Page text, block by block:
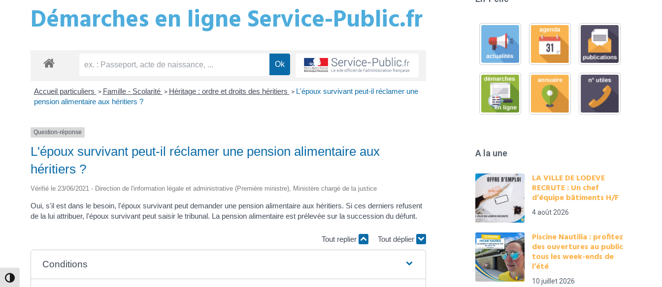
Passer en contraste élevé
Démarches en ligne Service-Public.fr
Accueil particuliers > Famille - Scolarité > Héritage : ordre et droits des héritiers > L'époux survivant peut-il réclamer une
pension alimentaire aux héritiers ?
Question-réponse
L'époux survivant peut-il réclamer une pension alimentaire aux
héritiers ?
Vérifié le 23/06/2021 - Direction de l'information légale et administrative (Première ministre), Ministère chargé de la justice
Oui, s'il est dans le besoin, l'époux survivant peut demander une pension alimentaire aux héritiers. Si ces derniers refusent
de la lui attribuer, l'époux survivant peut saisir le tribunal. La pension alimentaire est prélevée sur la succession du défunt.
Tout replier Tout déplier
Conditions
A la une
LA VILLE DE LODEVE
RECRUTE : Un chef
d’équipe bâtiments H/F
4 août 2026
Piscine Nautilia : profitez
des ouvertures au public
tous les week-ends de
l’été
10 juillet 2026